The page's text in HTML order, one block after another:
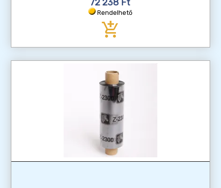
72 238 Ft
Rendelhető
add_shopping_cart